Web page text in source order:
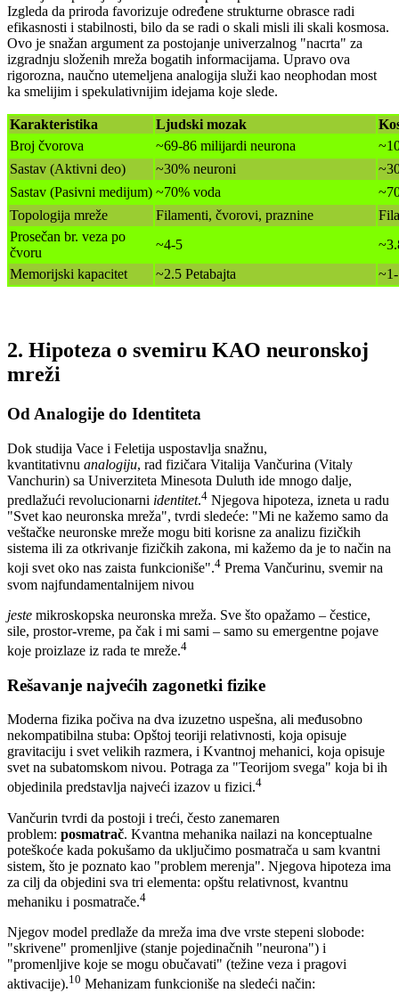
Izgleda da priroda favorizuje određene strukturne obrasce radi
efikasnosti i stabilnosti, bilo da se radi o skali misli ili skali kosmosa.
Ovo je snažan argument za postojanje univerzalnog "nacrta" za
izgradnju složenih mreža bogatih informacijama. Upravo ova
rigorozna, naučno utemeljena analogija služi kao neophodan most
ka smelijim i spekulativnijim idejama koje slede.
Karakteristika Ljudski mozak
Broj čvorova
~69-86 milijardi neurona
Sastav (Aktivni deo)
~30% neuroni
Sastav (Pasivni medijum) ~70% voda
Topologija mreže
Filamenti, čvorovi, praznine
Prosečan br. veza po
čvoru
~4-5
Memorijski kapacitet
~2.5 Petabajta
2. Hipoteza o svemiru KAO neuronskoj
mreži
Od Analogije do Identiteta
Dok studija Vace i Feletija uspostavlja snažnu,
kvantitativnu analogiju, rad fizičara Vitalija Vančurina (Vitaly
Vanchurin) sa Univerziteta Minesota Duluth ide mnogo dalje,
predlažući revolucionarni identitet.4 Njegova hipoteza, izneta u radu
"Svet kao neuronska mreža", tvrdi sledeće: "Mi ne kažemo samo da
veštačke neuronske mreže mogu biti korisne za analizu fizičkih
sistema ili za otkrivanje fizičkih zakona, mi kažemo da je to način na
koji svet oko nas zaista funkcioniše".4 Prema Vančurinu, svemir na
svom najfundamentalnijem nivou
jeste mikroskopska neuronska mreža. Sve što opažamo – čestice,
sile, prostor-vreme, pa čak i mi sami – samo su emergentne pojave
koje proizlaze iz rada te mreže.4
Rešavanje najvećih zagonetki fizike
Moderna fizika počiva na dva izuzetno uspešna, ali međusobno
nekompatibilna stuba: Opštoj teoriji relativnosti, koja opisuje
gravitaciju i svet velikih razmera, i Kvantnoj mehanici, koja opisuje
svet na subatomskom nivou. Potraga za "Teorijom svega" koja bi ih
objedinila predstavlja najveći izazov u fizici.4
Vančurin tvrdi da postoji i treći, često zanemaren
problem: posmatrač. Kvantna mehanika nailazi na konceptualne
poteškoće kada pokušamo da uključimo posmatrača u sam kvantni
sistem, što je poznato kao "problem merenja". Njegova hipoteza ima
za cilj da objedini sva tri elementa: opštu relativnost, kvantnu
mehaniku i posmatrače.4
Njegov model predlaže da mreža ima dve vrste stepeni slobode:
"skrivene" promenljive (stanje pojedinačnih "neurona") i
"promenljive koje se mogu obučavati" (težine veza i pragovi
aktivacije).10 Mehanizam funkcioniše na sledeći način: